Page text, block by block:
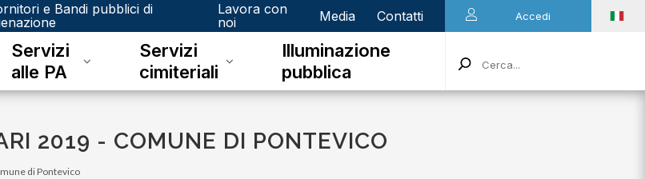
e Bandi pubblici di
Lavora con
noi
Media Contatti Accedi
Servizi
alle PA
Servizi
cimiteriali
Illuminazione
pubblica
2019 - COMUNE DI PONTEVICO
di Pontevico